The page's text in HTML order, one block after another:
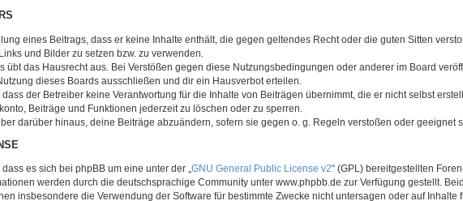
eines Beitrags, dass er keine Inhalte enthält, die gegen geltendes Recht oder die guten Sitten
und Bilder zu setzen bzw. zu verwenden.
übt das Hausrecht aus. Bei Verstößen gegen diese Nutzungsbedingungen oder anderer im Board
dieses Boards ausschließen und dir ein Hausverbot erteilen.
der Betreiber keine Verantwortung für die Inhalte von Beiträgen übernimmt, die er nicht selbst
Beiträge und Funktionen jederzeit zu löschen oder zu sperren.
darüber hinaus, deine Beiträge abzuändern, sofern sie gegen o. g. Regeln verstoßen oder geeignet
es sich bei phpBB um eine unter der „GNU General Public License v2“ (GPL) bereitgestellten
werden durch die deutschsprachige Community unter www.phpbb.de zur Verfügung gestellt.
insbesondere die Verwendung der Software für bestimmte Zwecke nicht untersagen oder auf Inhalte